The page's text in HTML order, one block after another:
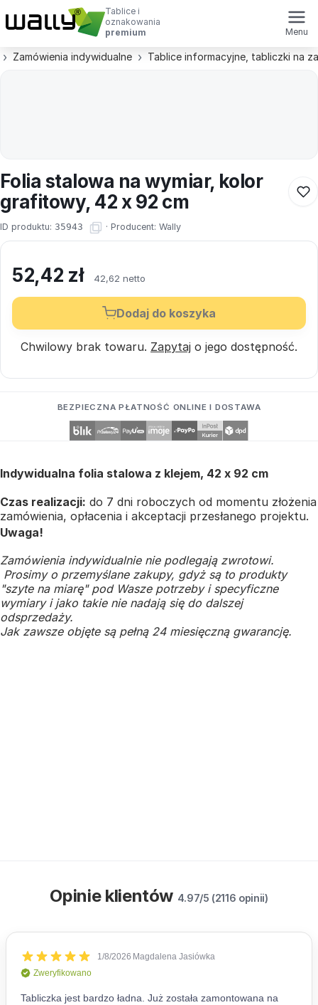
Tablice i
oznakowania
premium
Menu
Zamówienia indywidualne Tablice informacyjne, tabliczki na
Folia stalowa na wymiar, kolor
grafitowy, 42 x 92 cm
ID produktu: 35943 · Producent: Wally
52,42 zł 42,62 netto
Dodaj do koszyka
Chwilowy brak towaru. Zapytaj o jego dostępność.
BEZPIECZNA PŁATNOŚĆ ONLINE I DOSTAWA
Indywidualna folia stalowa z klejem, 42 x 92 cm
Czas realizacji: do 7 dni roboczych od momentu złożenia
zamówienia, opłacenia i akceptacji przesłanego projektu.
Uwaga!
Zamówienia indywidualnie nie podlegają zwrotowi.
Prosimy o przemyślane zakupy, gdyż są to produkty
"szyte na miarę" pod Wasze potrzeby i specyficzne
wymiary i jako takie nie nadają się do dalszej
odsprzedaży.
Jak zawsze objęte są pełną 24 miesięczną gwarancję.
Opinie klientów 4.97/5 (2116 opinii)